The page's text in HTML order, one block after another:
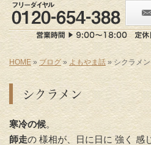
HOME » ブログ» よもやま話 » シクラメン
シクラメン
寒冷の候。
師走の 様相が、日に日に 強く 感